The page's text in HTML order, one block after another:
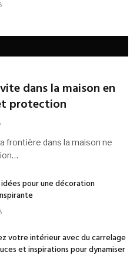
dans la maison en
protection
frontière dans la maison ne
pour une décoration
votre intérieur avec du carrelage
et inspirations pour dynamiser